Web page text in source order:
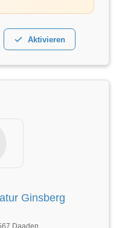
Aktivieren
Ginsberg